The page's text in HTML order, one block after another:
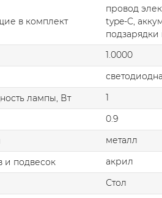
в комплект
провод
type-C,
подзарядки
1.0000
лампы, Вт
1
0.9
металл
и подвесок
акрил
Стол